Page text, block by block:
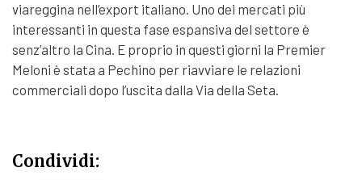
viareggina nell’export italiano. Uno dei mercati più
interessanti in questa fase espansiva del settore è
senz’altro la Cina. E proprio in questi giorni la Premier
Meloni è stata a Pechino per riavviare le relazioni
commerciali dopo l’uscita dalla Via della Seta.
Condividi: